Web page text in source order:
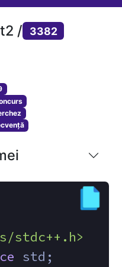
/ 3382
stdc++.h>
std;